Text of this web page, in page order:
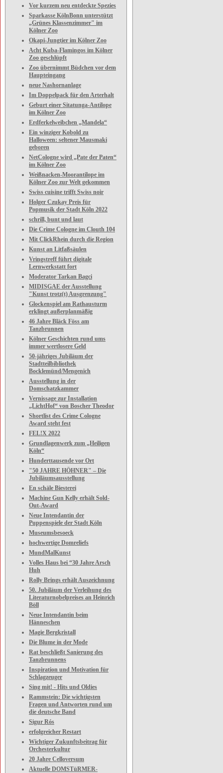
Vor kurzem neu entdeckte Spezies
Sparkasse KölnBonn unterstützt
„Grünes Klassenzimmer" im
Kölner Zoo
Okapi-Jungtier im Kölner Zoo
Acht Kuba-Flamingos im Kölner
Zoo geschlüpft
Zoo übernimmt Büdchen vor dem
Haupteingang
neue Nashornanlage
Im Doppelpack für den Arterhalt
Geburt einer Sitatunga-Antilope
im Kölner Zoo
Erdferkelweibchen „Mandela“
Ein winziger Kobold zu
Halloween: seltener Mausmaki
geboren
NetCologne wird „Pate der Paten“
im Kölner Zoo
Weißnacken-Moorantilope im
Kölner Zoo zur Welt gekommen
Swiss cuisine trifft Swiss noir
Holger Czukay Preis für
Popmusik der Stadt Köln 2022
schrill, bunt und laut
Die Crime Cologne im Clouth 104
Mit ClickRhein durch die Region
Kunst an Litfaßsäulen
Vringstreff führt digitale
Lernwerkstatt fort
Moderator Tarkan Bagci
MIDISGAE der Ausstellung
"Kunst trotz(t) Ausgrenzung"
Glockenspiel am Rathausturm
erklingt außerplanmäßig
46 Jahre Bläck Föss am
Tanzbrunnen
Kölner Geschichten rund ums
immer wertlosere Geld
50-jähriges Jubiläum der
Stadtteilbibliothek
Bocklemünd/Mengenich
Ausstellung in der
Domschatzkammer
Vernissage zur Installation
„LichtHof“ von Boscher Theodor
Shortlist des Crime Cologne
Award steht fest
FEL!X 2022
Grundlagenwerk zum „Heiligen
Köln“
Hunderttausende vor Ort
"50 JAHRE HÖHNER" – Die
Jubiläumsausstellung
En schäle Biesterei
Machine Gun Kelly erhält Sold-
Out-Award
Neue Intendantin der
Puppenspiele der Stadt Köln
Museumsbesoeck
hochwertige Domreliefs
MundMalKunst
Volles Haus bei “30 Jahre Arsch
Huh
Rolly Brings erhält Auszeichnung
50. Jubiläum der Verleihung des
Literaturnobelpreises an Heinrich
Böll
Neue Intendantin beim
Hänneschen
Magie Bergkristall
Die Blume in der Mode
Rat beschließt Sanierung des
Tanzbrunnens
Inspiration und Motivation für
Schlagzeuger
Sing mit! - Hits und Oldies
Rammstein: Die wichtigsten
Fragen und Antworten rund um
die deutsche Band
Sigur Rós
erfolgreicher Restart
Wichtiger Zukunftsbeitrag für
Orchesterkultur
20 Jahre Celloversum
Aktuelle DOMSTüRMER-